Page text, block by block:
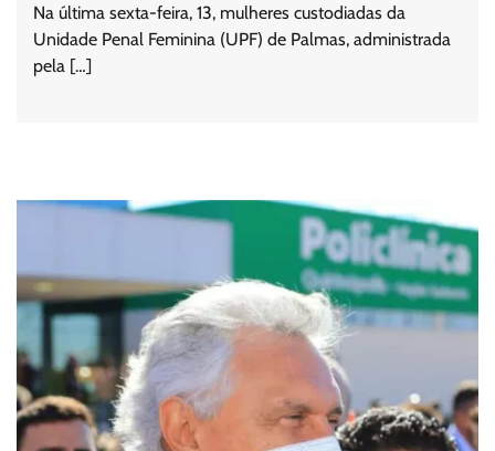
Na última sexta-feira, 13, mulheres custodiadas da
Unidade Penal Feminina (UPF) de Palmas, administrada
pela […]